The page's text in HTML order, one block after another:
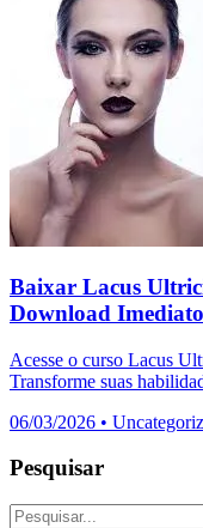
Baixar Lacus
Download
Acesse o curso Lacus
Transforme suas
06/03/2026 •
Pesquisar